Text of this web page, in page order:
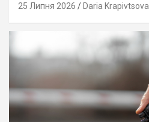
25 Липня 2026 Daria Krapivtsova